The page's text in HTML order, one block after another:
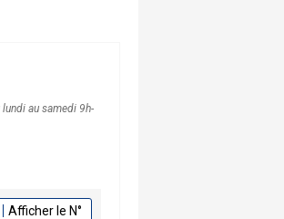
au samedi 9h-
Afficher le N°